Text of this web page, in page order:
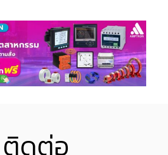
ติดต่อ